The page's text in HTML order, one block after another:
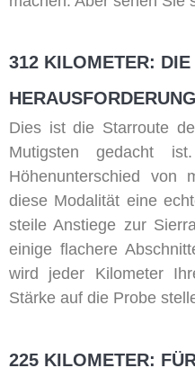
312 KILOMETER:
HERAUSFORDERUNG
Dies ist die Starroute
Mutigsten gedacht
Höhenunterschied
diese Modalität eine
steile Anstiege zur
einige flachere
wird jeder Kilometer
Stärke auf die Probe
225 KILOMETER: